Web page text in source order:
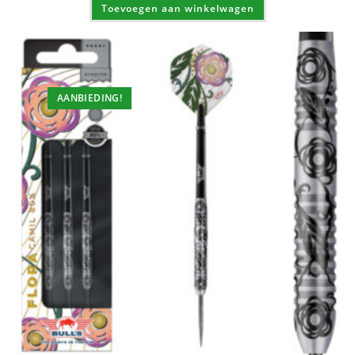
€ 18,50. € 16,65.
Toevoegen aan winkelwagen
AANBIEDING!